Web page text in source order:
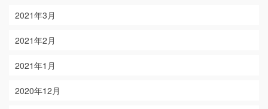
2021年3月
2021年2月
2021年1月
2020年12月